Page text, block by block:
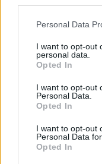
Personal Data
I want to opt-out
personal data.
Opted In
I want to opt-out
Personal Data.
Opted In
I want to opt-out
Personal Data
Opted In